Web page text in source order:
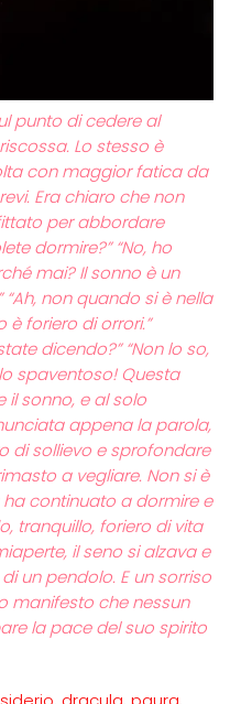
punto di cedere al
Lo stesso è
con maggior fatica da
Era chiaro che non
per abbordare
dormire?” “No, ho
mai? Il sonno è un
non quando si è nella
foriero di orrori.”
dicendo?” “Non lo so,
spaventoso! Questa
il sonno, e al solo
appena la parola,
di sollievo e sprofondare
a vegliare. Non si è
continuato a dormire e
tranquillo, foriero di vita
il seno si alzava e
un pendolo. E un sorriso
manifesto che nessun
la pace del suo spirito